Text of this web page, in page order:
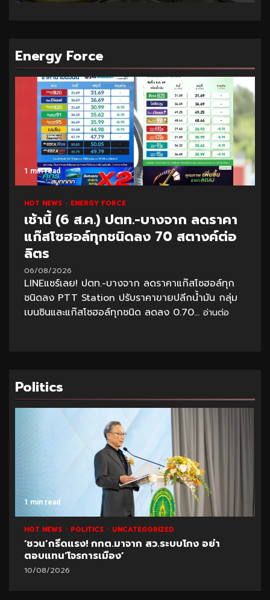
Energy Force
1 min read
HOT NEWS ENERGY FORCE
เช้านี้ (6 ส.ค.) ปตท.-บางจาก ลดราคา
แก๊สโซฮอล์ทุกชนิดลง 70 สตางค์ต่อ
ลิตร
06/08/2026
LINEแชร์เลย! ปตท.-บางจาก ลดราคาแก๊สโซฮอล์ทุก
ชนิดลง PTT Station ปรับราคาขายปลีกน้ำมัน กลุ่ม
เบนซินและแก๊สโซฮอล์ทุกชนิด ลดลง 0.70... อ่านต่อ
Politics
1 min read
HOT NEWS POLITICS UNCATEGORIZED
‘ชวน’กรีดแรง! กกต.มาจาก สว.ระบบโกง อย่า
ตอบแทน‘โจรการเมือง’
10/08/2026